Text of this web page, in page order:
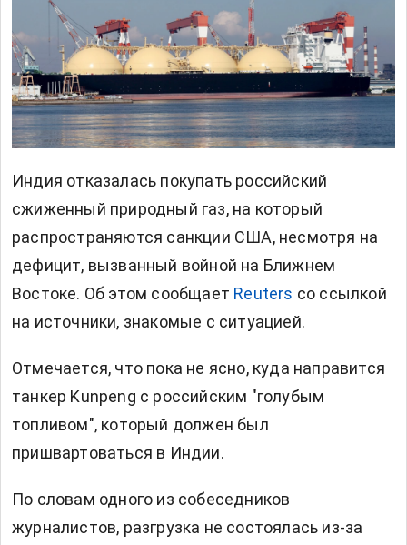
Индия отказалась покупать российский
сжиженный природный газ, на который
распространяются санкции США, несмотря на
дефицит, вызванный войной на Ближнем
Востоке. Об этом сообщает Reuters со ссылкой
на источники, знакомые с ситуацией.
Отмечается, что пока не ясно, куда направится
танкер Kunpeng с российским "голубым
топливом", который должен был
пришвартоваться в Индии.
По словам одного из собеседников
журналистов, разгрузка не состоялась из-за